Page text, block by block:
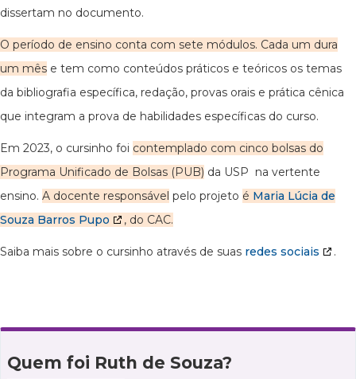
dissertam no documento.
O período de ensino conta com sete módulos. Cada um dura
um mês e tem como conteúdos práticos e teóricos os temas
da bibliografia específica, redação, provas orais e prática cênica
que integram a prova de habilidades específicas do curso.
Em 2023, o cursinho foi contemplado com cinco bolsas do
Programa Unificado de Bolsas (PUB) da USP na vertente
ensino. A docente responsável pelo projeto é Maria Lúcia de
Souza Barros Pupo
, do CAC.
Saiba mais sobre o cursinho através de suas redes sociais .
Quem foi Ruth de Souza?